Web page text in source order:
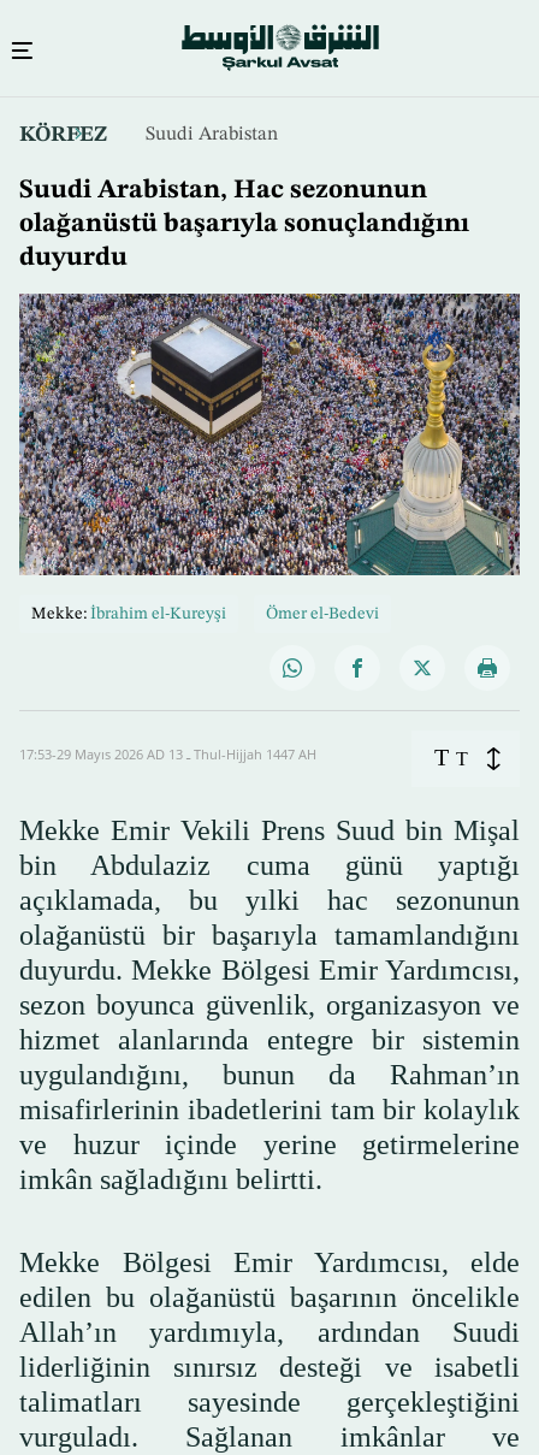
içeriğe
atla
KÖRFEZ Suudi Arabistan
Suudi Arabistan, Hac sezonunun
olağanüstü başarıyla sonuçlandığını
duyurdu
Mekke: İbrahim el-Kureyşi Ömer el-Bedevi
17:53-29 Mayıs 2026 AD ـ 13 Thul-Hijjah 1447 AH T T
Mekke Emir Vekili Prens Suud bin Mişal
bin Abdulaziz cuma günü yaptığı
açıklamada, bu yılki hac sezonunun
olağanüstü bir başarıyla tamamlandığını
duyurdu. Mekke Bölgesi Emir Yardımcısı,
sezon boyunca güvenlik, organizasyon ve
hizmet alanlarında entegre bir sistemin
uygulandığını, bunun da Rahman’ın
misafirlerinin ibadetlerini tam bir kolaylık
ve huzur içinde yerine getirmelerine
imkân sağladığını belirtti.
Mekke Bölgesi Emir Yardımcısı, elde
edilen bu olağanüstü başarının öncelikle
Allah’ın yardımıyla, ardından Suudi
liderliğinin sınırsız desteği ve isabetli
talimatları sayesinde gerçekleştiğini
vurguladı. Sağlanan imkânlar ve